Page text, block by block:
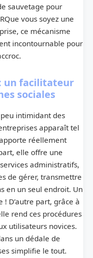
sauvetage pour
vous soyez une
ce mécanisme
incontournable pour
un facilitateur
sociales
intimidant des
apparaît tel
réellement
elle offre une
administratifs,
de gérer, transmettre
en un seul endroit. Un
D’autre part, grâce à
rend ces procédures
utilisateurs novices.
un dédale de
simplifie le tout.